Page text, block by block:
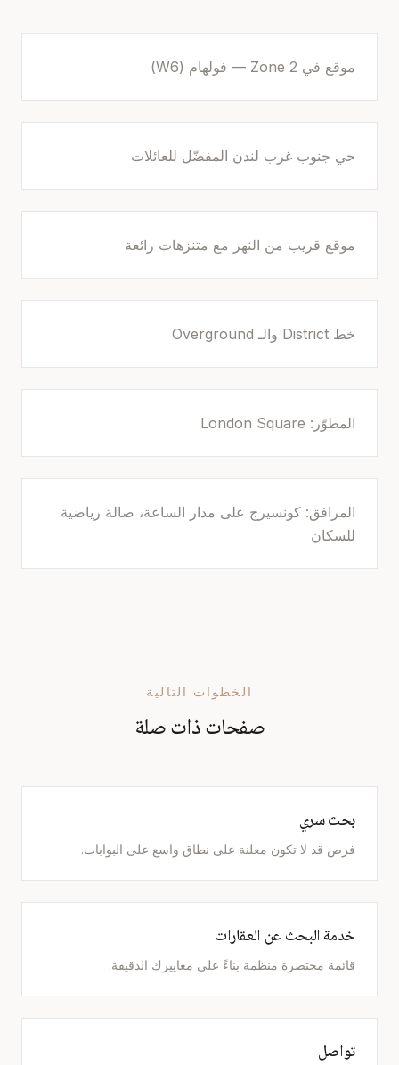
موقع في Zone 2 — فولهام (W6)
حي جنوب غرب لندن المفضّل للعائلات
موقع قريب من النهر مع متنزهات رائعة
خط District والـ Overground
المطوّر: London Square
المرافق: كونسيرج على مدار الساعة، صالة رياضية
للسكان
الخطوات التالية
صفحات ذات صلة
بحث سري
فرص قد لا تكون معلنة على نطاق واسع على البوابات.
خدمة البحث عن العقارات
قائمة مختصرة منظمة بناءً على معاييرك الدقيقة.
تواصل